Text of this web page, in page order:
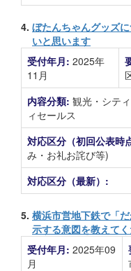
4. ぼたんちゃんグッズ
いと思います
受付年月: 2025年
11月
内容分類: 観光・シテ
ィセールス
対応区分（初回公表時
み・お礼お詫び等)
対応区分（最新）:
5. 横浜市営地下鉄で「
示する意図を教えて
受付年月: 2025年09
月